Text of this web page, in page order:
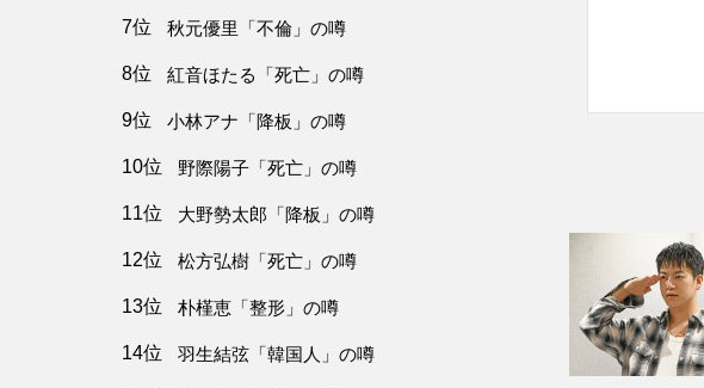
7位 秋元優里「不倫」の噂
8位 紅音ほたる「死亡」の噂
9位 小林アナ「降板」の噂
10位 野際陽子「死亡」の噂
11位 大野勢太郎「降板」の噂
12位 松方弘樹「死亡」の噂
13位 朴槿恵「整形」の噂
14位 羽生結弦「韓国人」の噂